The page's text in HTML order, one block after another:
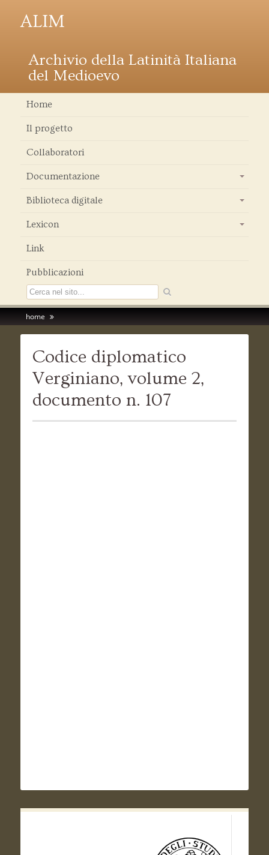
ALIM
Archivio della Latinità Italiana
del Medioevo
Home
Il progetto
Collaboratori
Documentazione
Biblioteca digitale
Lexicon
Link
Pubblicazioni
home
Codice diplomatico
Verginiano, volume 2,
documento n. 107